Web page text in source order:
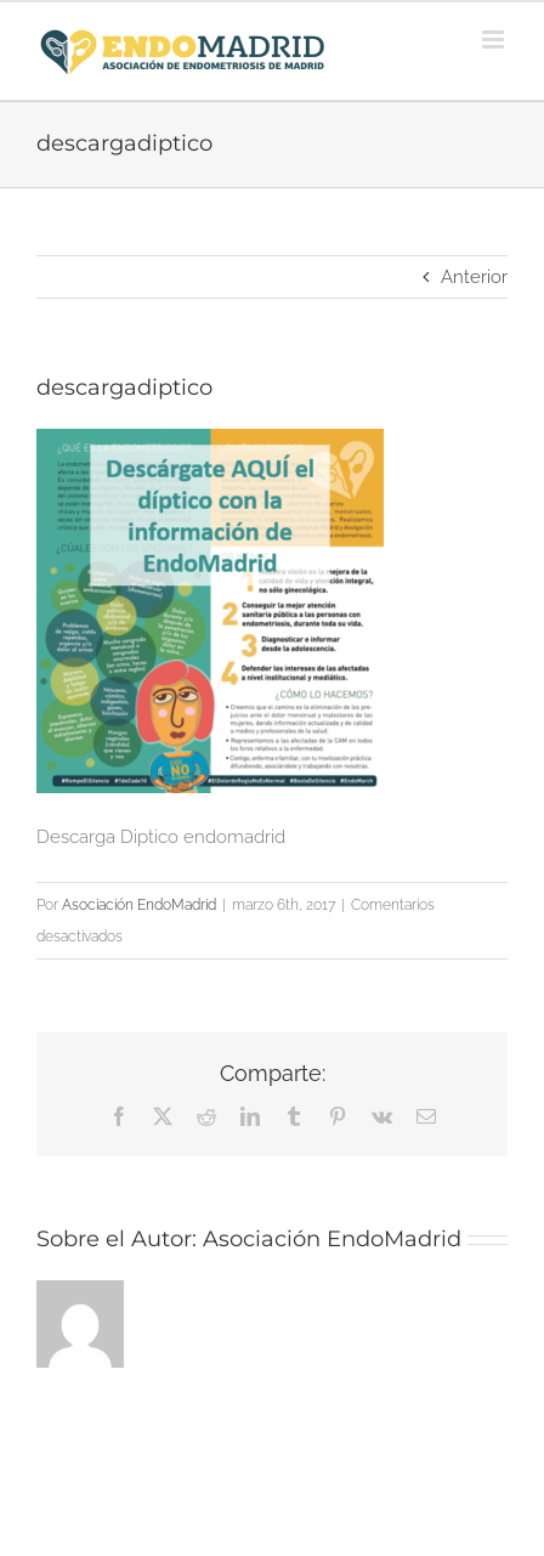
contenido
descargadiptico
Anterior
descargadiptico
Descarga Diptico endomadrid
Por Asociación EndoMadrid | marzo 6th, 2017 | Comentarios
desactivadosen
Comparte:
Facebook RedditLinkedInTumblr Pinterest
Vk
Correo
Sobre el Autor: Asociación EndoMadrid